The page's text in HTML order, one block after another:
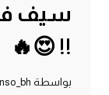
!! 😍🔥
بواسطة